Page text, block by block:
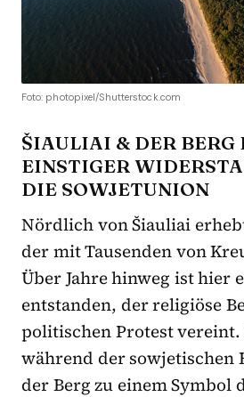
Foto: photopixel/Shutterstock.com
ŠIAULIAI & DER BERG
EINSTIGER
DIE SOWJETUNION
Nördlich von Šiauliai
der mit Tausenden von
Über Jahre hinweg ist hier
entstanden, der religiöse
politischen Protest vereint.
während der sowjetischen
der Berg zu einem Symbol